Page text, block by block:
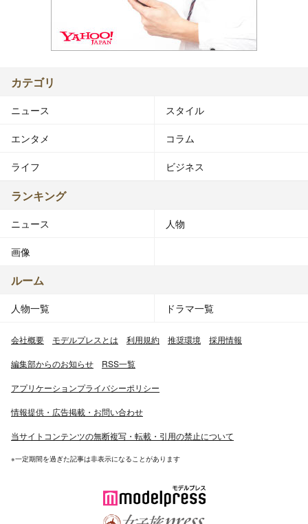
カテゴリ
ニュース スタイル
エンタメ コラム
ライフ ビジネス
ランキング
ニュース 人物
画像
ルーム
人物一覧 ドラマ一覧
会社概要 モデルプレスとは 利用規約 推奨環境 採用情報
編集部からのお知らせ RSS一覧
アプリケーションプライバシーポリシー
情報提供・広告掲載・お問い合わせ
当サイトコンテンツの無断複写・転載・引用の禁止について
※一定期間を過ぎた記事は非表示になることがあります